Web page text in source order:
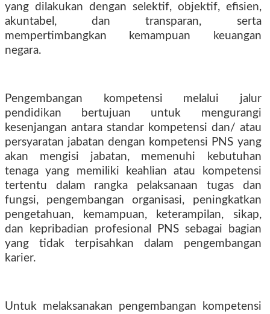
yang dilakukan dengan selektif, objektif, efisien,
akuntabel, dan transparan, serta
mempertimbangkan kemampuan keuangan
negara.
Pengembangan kompetensi melalui jalur
pendidikan bertujuan untuk mengurangi
kesenjangan antara standar kompetensi dan/ atau
persyaratan jabatan dengan kompetensi PNS yang
akan mengisi jabatan, memenuhi kebutuhan
tenaga yang memiliki keahlian atau kompetensi
tertentu dalam rangka pelaksanaan tugas dan
fungsi, pengembangan organisasi, peningkatkan
pengetahuan, kemampuan, keterampilan, sikap,
dan kepribadian profesional PNS sebagai bagian
yang tidak terpisahkan dalam pengembangan
karier.
Untuk melaksanakan pengembangan kompetensi